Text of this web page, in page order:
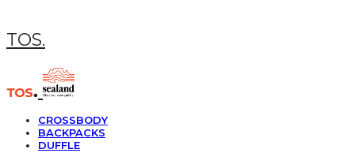
TOS.
CROSSBODY
BACKPACKS
DUFFLE